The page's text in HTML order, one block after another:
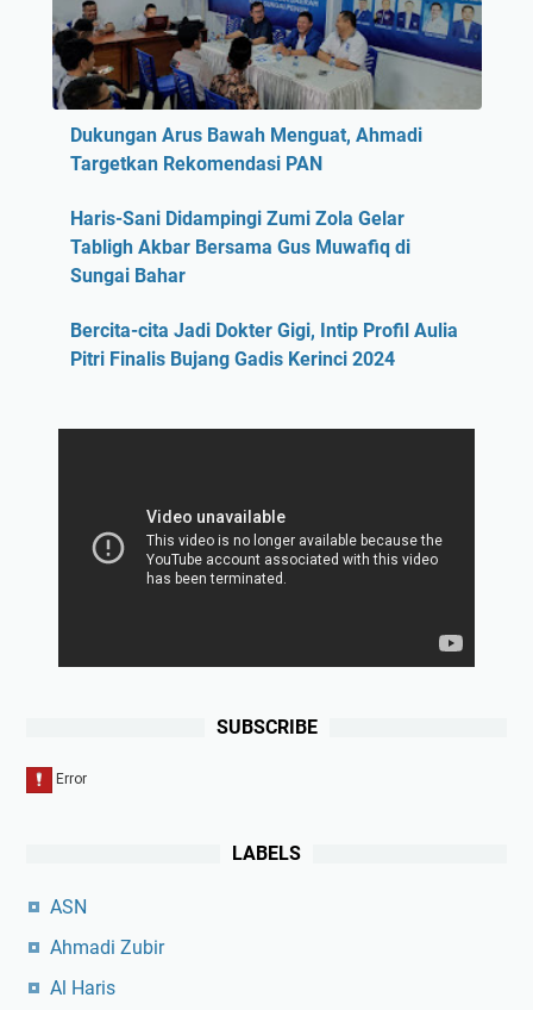
Dukungan Arus Bawah Menguat, Ahmadi
Targetkan Rekomendasi PAN
Haris-Sani Didampingi Zumi Zola Gelar
Tabligh Akbar Bersama Gus Muwafiq di
Sungai Bahar
Bercita-cita Jadi Dokter Gigi, Intip Profil Aulia
Pitri Finalis Bujang Gadis Kerinci 2024
SUBSCRIBE
LABELS
ASN
Ahmadi Zubir
Al Haris